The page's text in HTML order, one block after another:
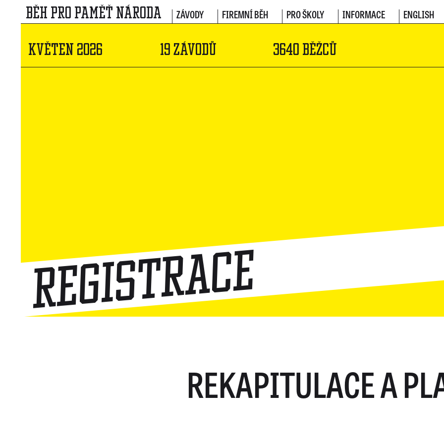
BĚH PRO PAMĚŤ NÁRODA ZÁVODY FIREMNÍ BĚH PRO ŠKOLY INFORMACE ENGLISH
KVĚTEN 2026 19 ZÁVODŮ 3640 BĚŽCŮ
Registrace
REKAPITULACE A